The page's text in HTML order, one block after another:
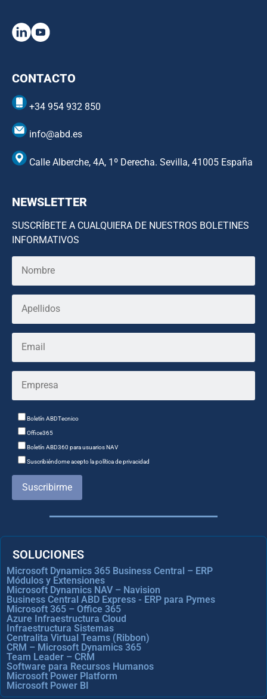
CONTACTO
+34 954 932 850
info@abd.es
Calle Alberche, 4A, 1º Derecha. Sevilla, 41005 España
NEWSLETTER
SUSCRÍBETE A CUALQUIERA DE NUESTROS BOLETINES
INFORMATIVOS
Boletín ABDTecnico
Office365
Boletín ABD360 para usuarios NAV
Suscribiéndome acepto la política de privacidad
Suscribirme
SOLUCIONES
Microsoft Dynamics 365 Business Central – ERP
Módulos y Extensiones
Microsoft Dynamics NAV – Navision
Business Central ABD Express - ERP para Pymes
Microsoft 365 – Office 365
Azure Infraestructura Cloud
Infraestructura Sistemas
Centralita Virtual Teams (Ribbon)
CRM – Microsoft Dynamics 365
Team Leader – CRM
Software para Recursos Humanos
Microsoft Power Platform
Microsoft Power BI